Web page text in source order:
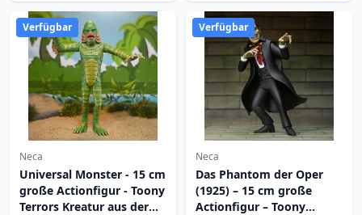
Verfügbar
Neca
Universal Monster - 15 cm
große Actionfigur - Toony
Terrors Kreatur aus der
Verfügbar
Neca
Das Phantom der Oper
(1925) – 15 cm große
Actionfigur – Toony